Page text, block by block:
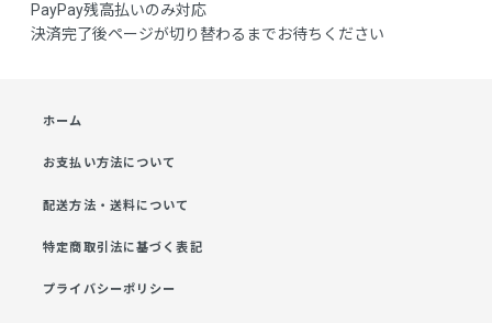
PayPay残高払いのみ対応
決済完了後ページが切り替わるまでお待ちください
ホーム
お支払い方法について
配送方法・送料について
特定商取引法に基づく表記
プライバシーポリシー